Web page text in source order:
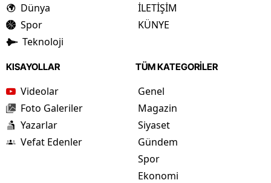
Dünya
Spor
Teknoloji
İLETİŞİM
KÜNYE
KISAYOLLAR
Videolar
Foto Galeriler
Yazarlar
Vefat Edenler
TÜM KATEGORİLER
Genel
Magazin
Siyaset
Gündem
Spor
Ekonomi